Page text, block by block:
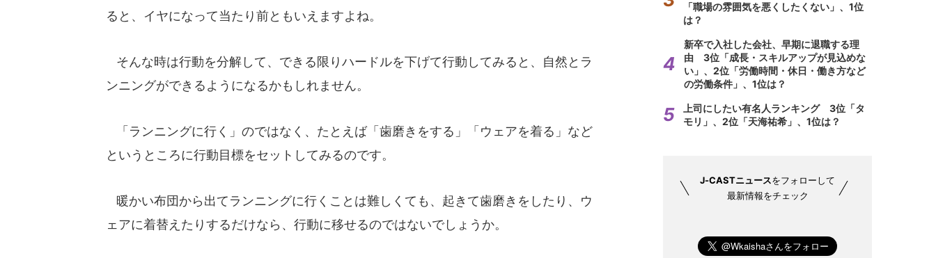
ると、イヤになって当たり前ともいえますよね。
そんな時は行動を分解して、できる限りハードルを下げて行動してみると、自然とラ
ンニングができるようになるかもしれません。
「ランニングに行く」のではなく、たとえば「歯磨きをする」「ウェアを着る」など
というところに行動目標をセットしてみるのです。
暖かい布団から出てランニングに行くことは難しくても、起きて歯磨きをしたり、ウ
ェアに着替えたりするだけなら、行動に移せるのではないでしょうか。
「職場の雰囲気を悪くしたくない」、1位
は？
新卒で入社した会社、早期に退職する理
由 3位「成長・スキルアップが見込めな
い」、2位「労働時間・休日・働き方など
の労働条件」、1位は？
上司にしたい有名人ランキング 3位「タ
モリ」、2位「天海祐希」、1位は？
J-CASTニュースをフォローして
最新情報をチェック